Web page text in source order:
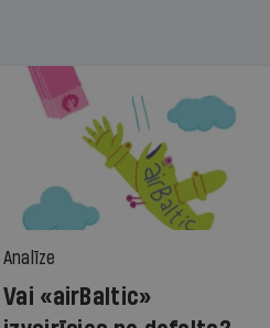
Analīze
Vai «airBaltic»